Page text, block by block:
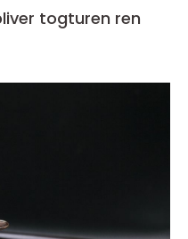
togturen ren